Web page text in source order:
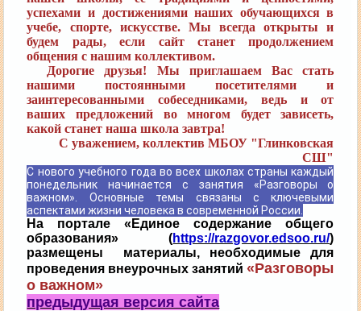
успехами и достижениями наших обучающихся в
учебе, спорте, искусстве. Мы всегда открыты и
будем рады,если сайт станет продолжением
общения с нашим коллективом.
Дорогие друзья! Мы приглашаем Вас стать
нашими постоянными посетителями и
заинтересованнымисобеседниками, ведь и от
ваших предложений во многом будет зависеть,
какой станет наша школа завтра!
С уважением, коллектив МБОУ "Глинковская
СШ"
С нового учебного года во всех школах страны каждый
понедельник начинается с занятия «Разговоры о
важном». Основные темы связаны с ключевыми
аспектами жизни человека в современной России.
На портале «Единое содержание общего
образования» (https://razgovor.edsoo.ru/)
размещены материалы, необходимые для
проведения внеурочных занятий«Разговоры
о важном»
предыдущая версия сайта